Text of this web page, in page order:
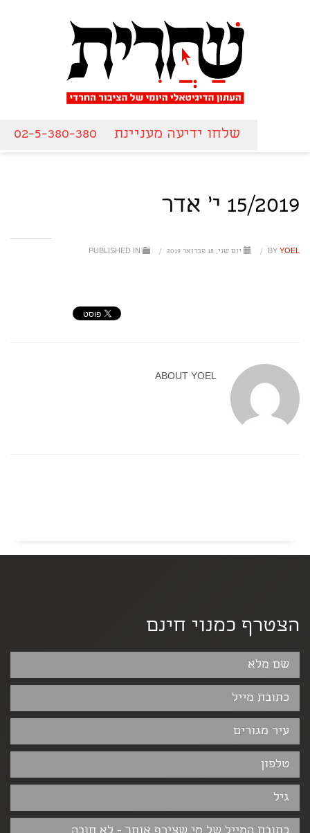
שלחו ידיעה מעניינת 02-5-380-380
15/2019 י' אדר
BY YOEL
/ יום שני, 18 פברואר 2019 /
ABOUT YOEL
הצטרף כמנוי חינם